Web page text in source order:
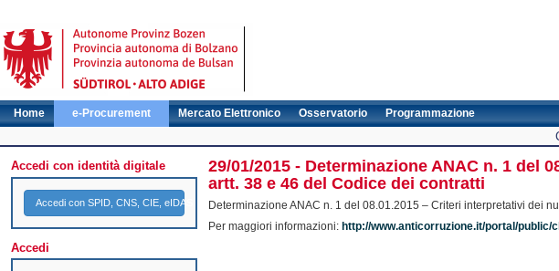
Home e-Procurement Mercato Elettronico Osservatorio Programmazione
Accedi con identità digitale
Accedi con SPID, CNS, CIE, eIDAS
Accedi
29/01/2015 - Determinazione ANAC n. 1 del
artt. 38 e 46 del Codice dei contratti
Determinazione ANAC n. 1 del 08.01.2015 – Criteri interpretativi dei
Per maggiori informazioni: http://www.anticorruzione.it/portal/